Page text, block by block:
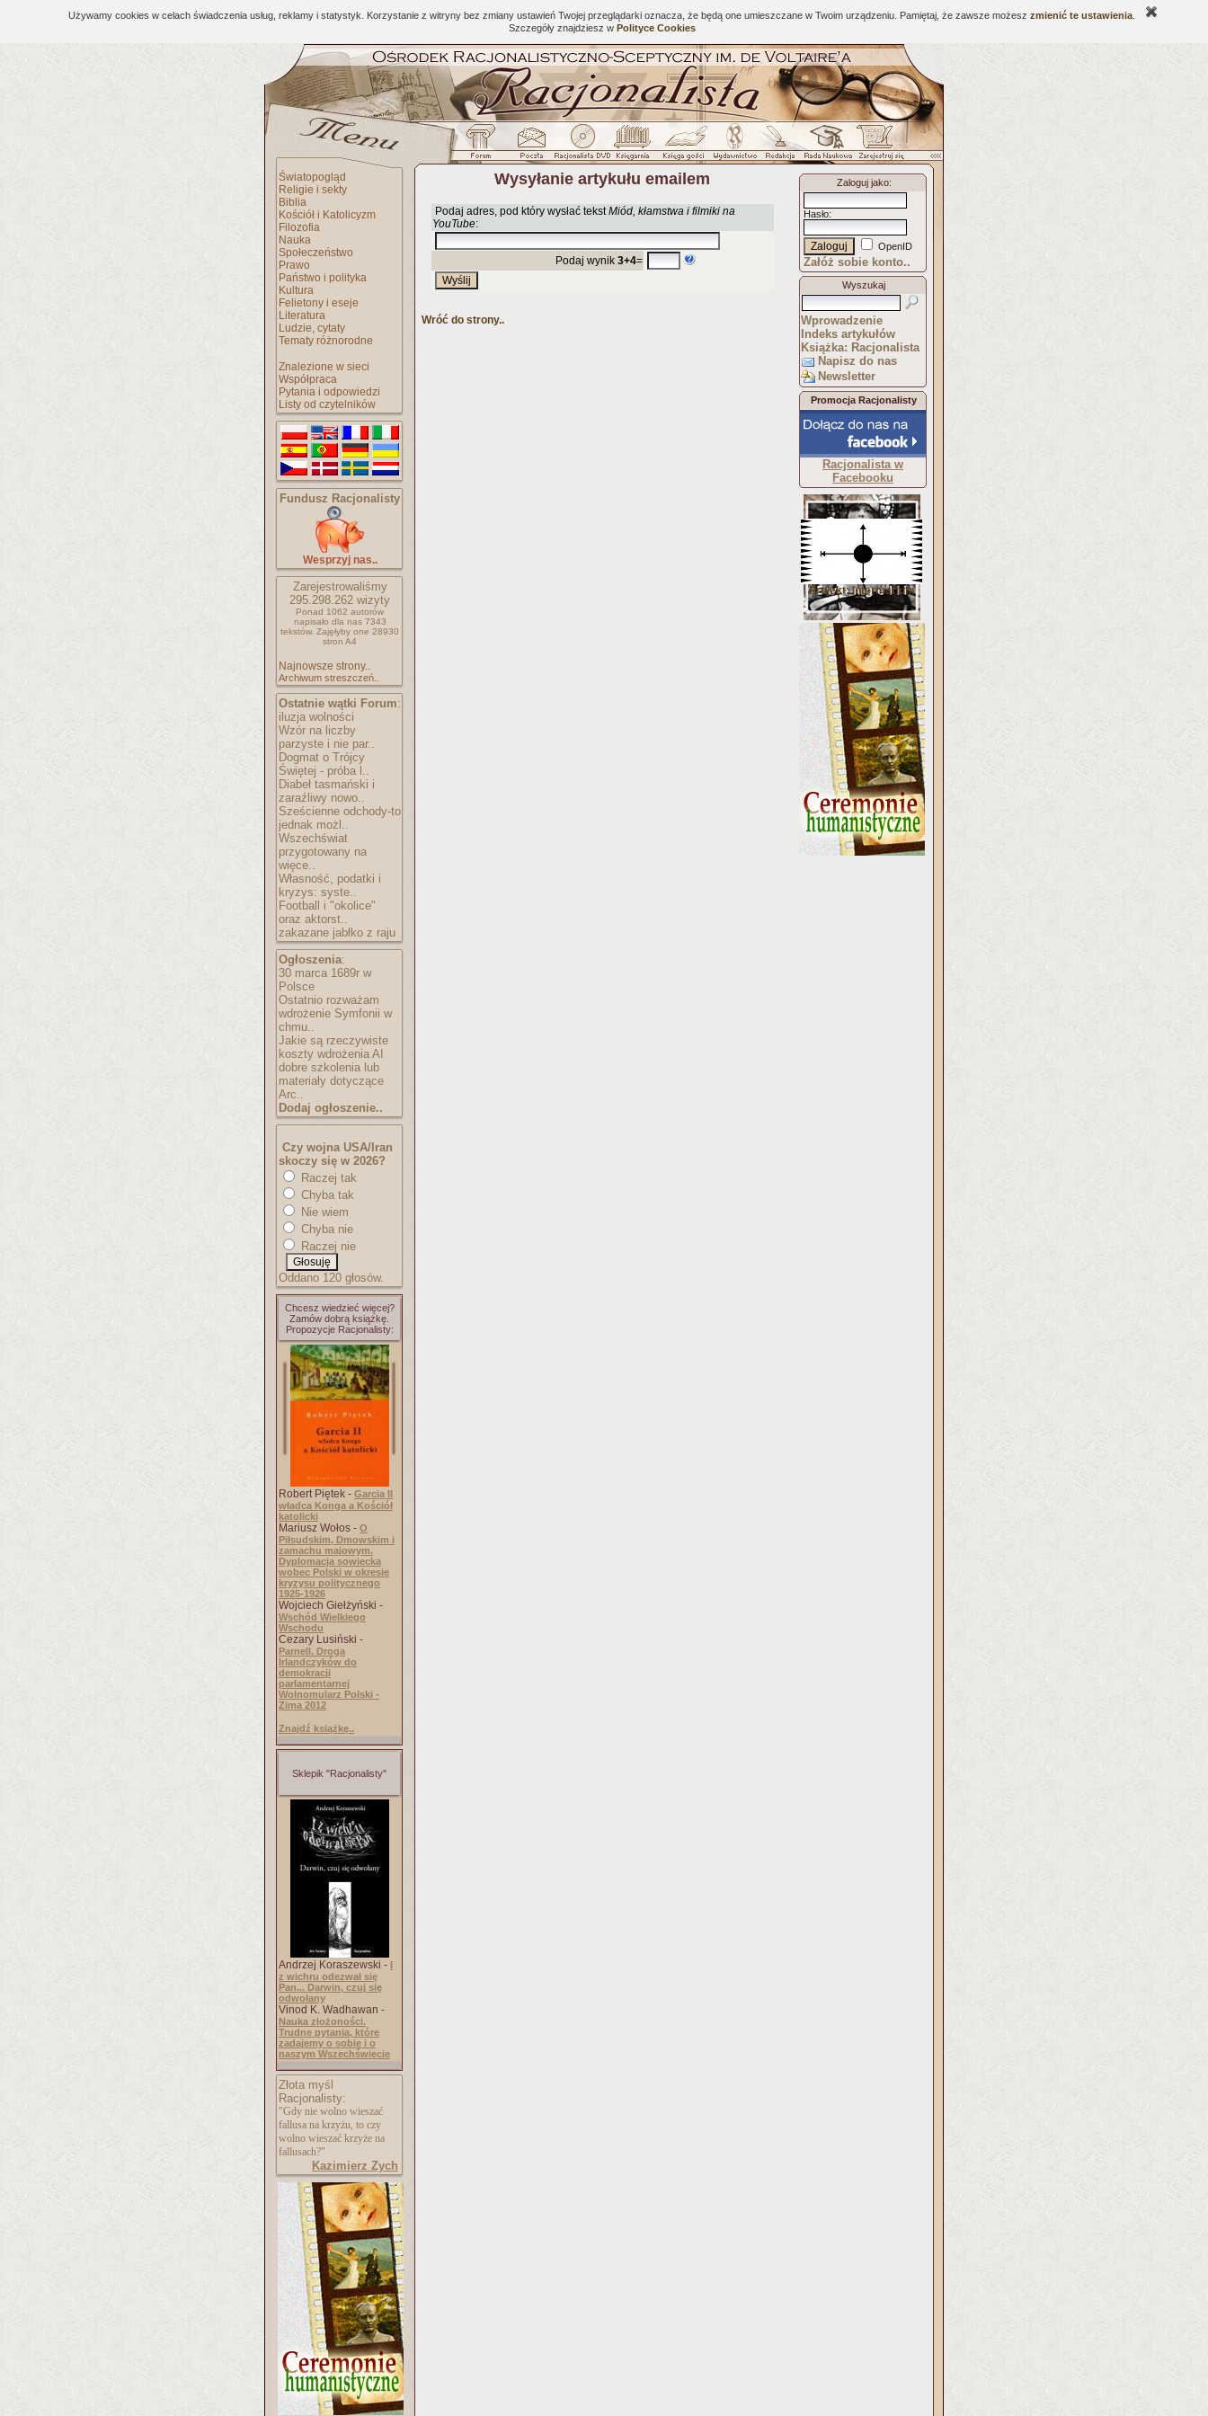
Używamy cookies w celach świadczenia usług, reklamy i statystyk. Korzystanie z witryny bez zmiany ustawień Twojej przeglądarki oznacza, że będą one umieszczane w Twoim urządzeniu. Pamiętaj, że zawsze możesz zmienić te ustawienia
Szczegóły znajdziesz w Polityce Cookies
Światopogląd
Religie i sekty
Biblia
Kościół i Katolicyzm
Filozofia
Nauka
Społeczeństwo
Prawo
Państwo i polityka
Kultura
Felietony i eseje
Literatura
Ludzie, cytaty
Tematy różnorodne
Znalezione w sieci
Współpraca
Pytania i odpowiedzi
Listy od czytelników
Fundusz Racjonalisty
Wesprzyj nas..
Zarejestrowaliśmy
295.298.262 wizyty
Ponad 1062 autorów
napisało dla nas 7343
tekstów. Zajęłyby one 28930
stron A4
Najnowsze strony..
Archiwum streszczeń..
Ostatnie wątki Forum:
iluzja wolności
Wzór na liczby
parzyste i nie par..
Dogmat o Trójcy
Świętej - próba l..
Diabeł tasmański i
zaraźliwy nowo..
Sześcienne odchody-to
jednak możl..
Wszechświat
przygotowany na
więce..
Własność, podatki i
kryzys: syste..
Football i "okolice"
oraz aktorst..
zakazane jabłko z raju
Ogłoszenia:
30 marca 1689r w
Polsce
Ostatnio rozważam
wdrożenie Symfonii w
chmu..
Jakie są rzeczywiste
koszty wdrożenia AI
dobre szkolenia lub
materiały dotyczące
Arc..
Dodaj ogłoszenie..
Czy wojna USA/Iran
skoczy się w 2026?
Raczej tak
Chyba tak
Nie wiem
Chyba nie
Raczej nie
Oddano 120 głosów.
Chcesz wiedzieć więcej?
Zamów dobrą książkę.
Propozycje Racjonalisty:
Robert Piętek - Garcia II
władca Konga a Kościół
katolicki
Mariusz Wołos - O
Piłsudskim, Dmowskim i
zamachu majowym.
Dyplomacja sowiecka
wobec Polski w okresie
kryzysu politycznego
1925-1926
Wojciech Giełżyński -
Wschód Wielkiego
Wschodu
Cezary Lusiński -
Parnell. Droga
Irlandczyków do
demokracji
parlamentarnej
Wolnomularz Polski -
Zima 2012
Znajdź książkę..
Sklepik "Racjonalisty"
Andrzej Koraszewski - I
z wichru odezwał się
Pan... Darwin, czuj się
odwołany
Vinod K. Wadhawan -
Nauka złożoności.
Trudne pytania, które
zadajemy o sobie i o
naszym Wszechświecie
Złota myśl
Racjonalisty:
"Gdy nie wolno wieszać
fallusa na krzyżu, to czy
wolno wieszać krzyże na
fallusach?"
Kazimierz Zych
Wysyłanie artykułu emailem
Podaj adres, pod który wysłać tekstMiód, kłamstwa i filmiki na
YouTube:
Podaj wynik 3+4=
Wróć do strony..
Zaloguj jako:
Hasło:
OpenID
Załóż sobie konto..
Wyszukaj
Wprowadzenie
Indeks artykułów
Książka: Racjonalista
Napisz do nas
Newsletter
Promocja Racjonalisty
Racjonalista w
Facebooku